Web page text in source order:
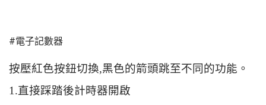
#電子記數器
按壓紅色按鈕切換,黑色的箭頭跳至不同的功能。
1.直接踩踏後計時器開啟